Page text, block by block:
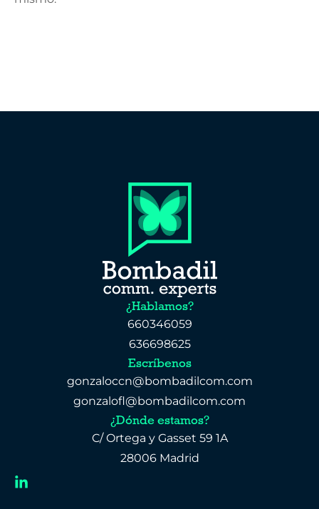
¿Hablamos?
660346059
636698625
Escríbenos
gonzaloccn@bombadilcom.com
gonzalofl@bombadilcom.com
¿Dónde estamos?
C/ Ortega y Gasset 59 1A
28006 Madrid